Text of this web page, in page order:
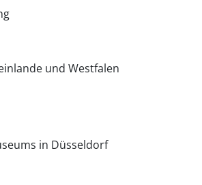
und Westfalen
in Düsseldorf